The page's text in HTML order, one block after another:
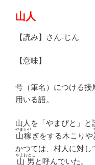
山人
【読み】さん-じん
【意味】
号（筆名）につける接
用いる語。
山人を「やまびと」と
山稼
やまかせ
ぎをする木こりや
かつては、村人に対し
山男
やまおとこ
と呼んでいた。